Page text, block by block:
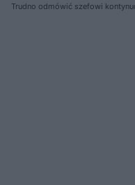
Trudno odmówić szefowi